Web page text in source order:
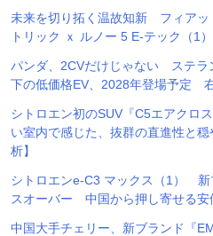
未来を切り拓く温故知新 フィアッ
トリック ｘ ルノー 5 E-テック（1
パンダ、2CVだけじゃない ステラ
下の低価格EV、2028年登場予定
シトロエン初のSUV『C5エアクロ
い室内で感じた、抜群の直進性と
析】
シトロエンe-C3 マックス（1） 新
スオーバー 中国から押し寄せる安
中国大手チェリー、新ブランド『